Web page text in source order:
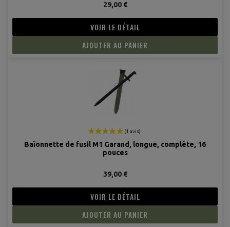
29,00 €
VOIR LE DÉTAIL
AJOUTER AU PANIER
Baïonnette de fusil M1 Garand, longue, complète, 16
pouces
39,00 €
VOIR LE DÉTAIL
AJOUTER AU PANIER